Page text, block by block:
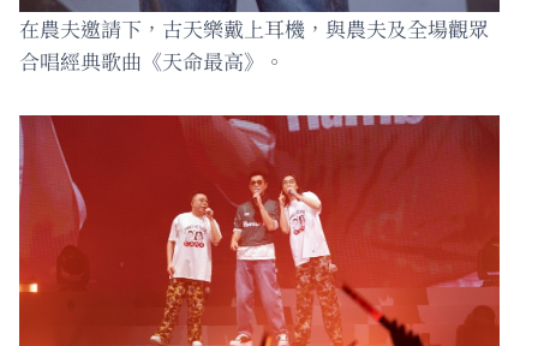
在農夫邀請下，古天樂戴上耳機，與農夫及全場觀眾
合唱經典歌曲《天命最高》。